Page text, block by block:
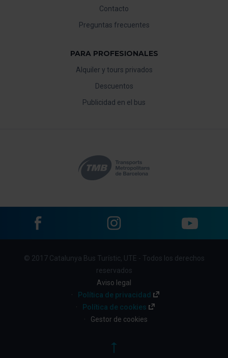
Contacto
Preguntas frecuentes
PARA PROFESIONALES
Alquiler y tours privados
Descuentos
Publicidad en el bus
Menu© 2017 Catalunya Bus Turístic, UTE - Todos los derechos
reservados
Aviso legal
Política de privacidad
Política de cookies
Gestor de cookies